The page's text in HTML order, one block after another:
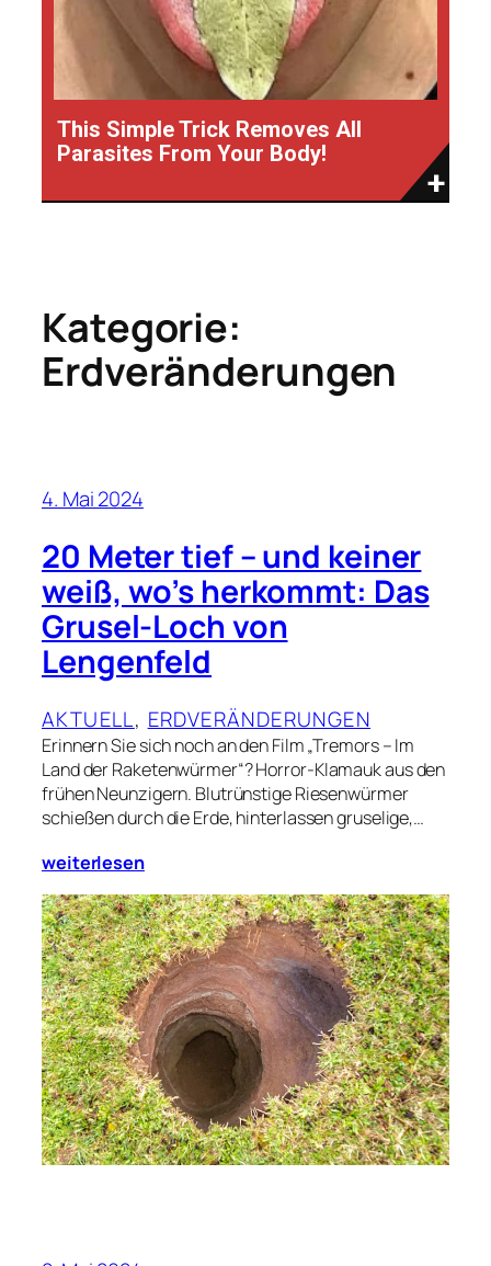
This Simple Trick Removes All
Parasites From Your Body!
Kategorie:
Erdveränderungen
4. Mai 2024
20 Meter tief – und keiner
weiß, wo’s herkommt: Das
Grusel-Loch von
Lengenfeld
AKTUELL, ERDVERÄNDERUNGEN
Erinnern Sie sich noch an den Film „Tremors – Im
Land der Raketenwürmer“? Horror-Klamauk aus den
frühen Neunzigern. Blutrünstige Riesenwürmer
schießen durch die Erde, hinterlassen gruselige,…
weiterlesen